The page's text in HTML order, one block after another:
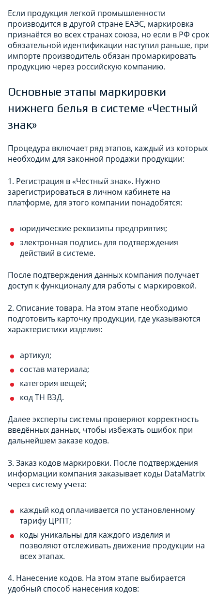
Если продукция легкой промышленности
производится в другой стране ЕАЭС, маркировка
признаётся во всех странах союза, но если в РФ срок
обязательной идентификации наступил раньше, при
импорте производитель обязан промаркировать
продукцию через российскую компанию.
Основные этапы маркировки
нижнего белья в системе «Честный
знак»
Процедура включает ряд этапов, каждый из которых
необходим для законной продажи продукции:
1. Регистрация в «Честный знак». Нужно
зарегистрироваться в личном кабинете на
платформе, для этого компании понадобятся:
юридические реквизиты предприятия;
электронная подпись для подтверждения
действий в системе.
После подтверждения данных компания получает
доступ к функционалу для работы с маркировкой.
2. Описание товара. На этом этапе необходимо
подготовить карточку продукции, где указываются
характеристики изделия:
артикул;
состав материала;
категория вещей;
код ТН ВЭД.
Далее эксперты системы проверяют корректность
введённых данных, чтобы избежать ошибок при
дальнейшем заказе кодов.
3. Заказ кодов маркировки. После подтверждения
информации компания заказывает коды DataMatrix
через систему учета:
каждый код оплачивается по установленному
тарифу ЦРПТ;
коды уникальны для каждого изделия и
позволяют отслеживать движение продукции на
всех этапах.
4. Нанесение кодов. На этом этапе выбирается
удобный способ нанесения кодов: